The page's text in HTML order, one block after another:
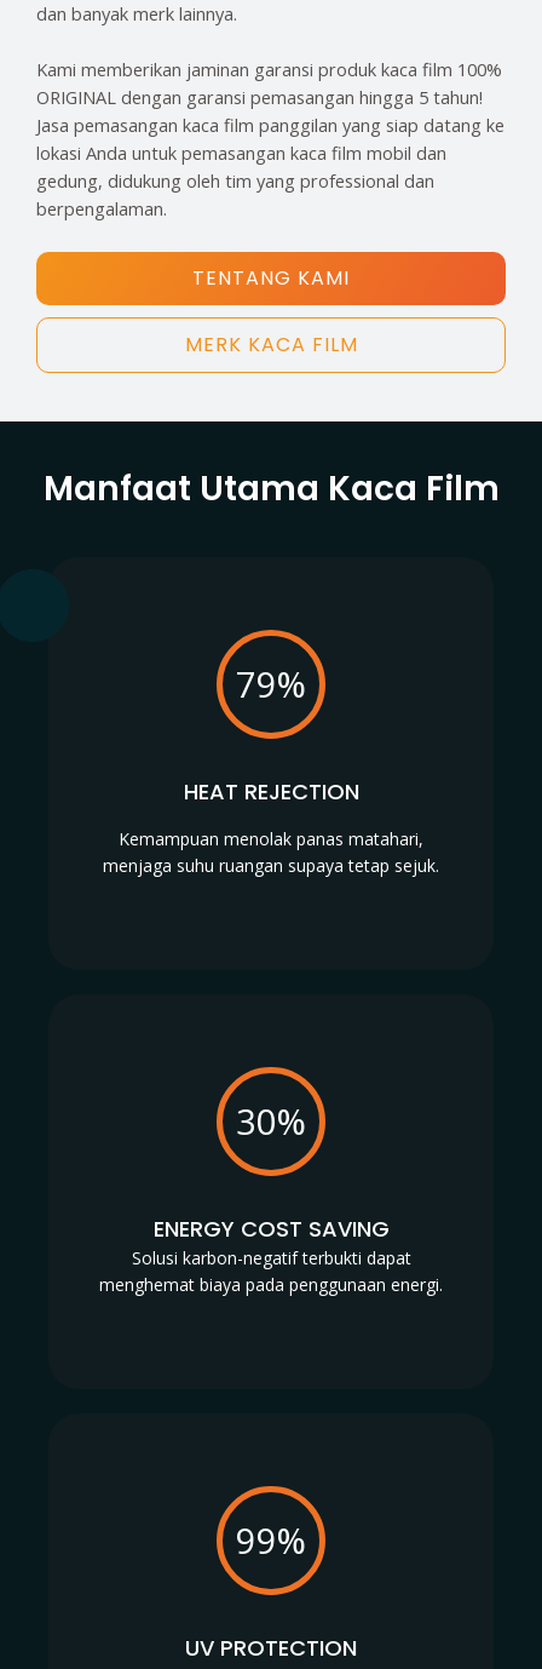
dan banyak merk lainnya.
Kami memberikan jaminan garansi produk kaca film 100%
ORIGINAL dengan garansi pemasangan hingga 5 tahun!
Jasa pemasangan kaca film panggilan yang siap datang ke
lokasi Anda untuk pemasangan kaca film mobil dan
gedung, didukung oleh tim yang professional dan
berpengalaman.
TENTANG KAMI
MERK KACA FILM
Manfaat Utama Kaca Film
79%
HEAT REJECTION
Kemampuan menolak panas matahari,
menjaga suhu ruangan supaya tetap sejuk.
30%
ENERGY COST SAVING
Solusi karbon-negatif terbukti dapat
menghemat biaya pada penggunaan energi.
99%
UV PROTECTION